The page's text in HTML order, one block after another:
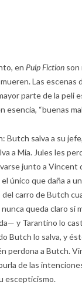
en Pulp Fiction son
Las escenas
parte de la peli
esencia, “buenas
Butch salva a su
a Mia. Jules les
junto a Vincent
único que daña a
del carro de Butch
queda claro si
y Tarantino lo
Butch lo salva, y
perdona a Butch.
de las
escepticismo.